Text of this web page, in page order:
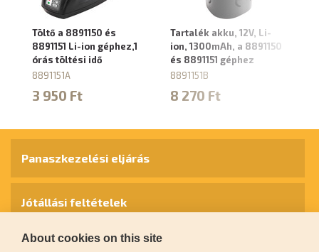
Töltő a 8891150 és
8891151 Li-ion géphez,1
órás töltési idő
8891151A
3 950 Ft
Tartalék akku, 12V, Li-
ion, 1300mAh, a 8891150
és 8891151 géphez
8891151B
8 270 Ft
Panaszkezelési eljárás
Jótállási feltételek
Személyes adatok védelme
About cookies on this site